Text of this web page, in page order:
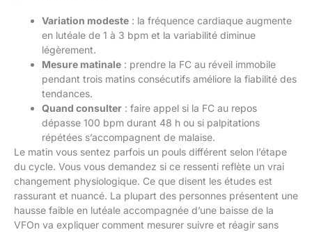
Variation modeste : la fréquence cardiaque augmente
en lutéale de 1 à 3 bpm et la variabilité diminue
légèrement.
Mesure matinale : prendre la FC au réveil immobile
pendant trois matins consécutifs améliore la fiabilité des
tendances.
Quand consulter : faire appel si la FC au repos
dépasse 100 bpm durant 48 h ou si palpitations
répétées s’accompagnent de malaise.
Le matin vous sentez parfois un pouls différent selon l’étape
du cycle. Vous vous demandez si ce ressenti reflète un vrai
changement physiologique. Ce que disent les études est
rassurant et nuancé. La plupart des personnes présentent une
hausse faible en lutéale accompagnée d’une baisse de la
VFOn va expliquer comment mesurer suivre et réagir sans